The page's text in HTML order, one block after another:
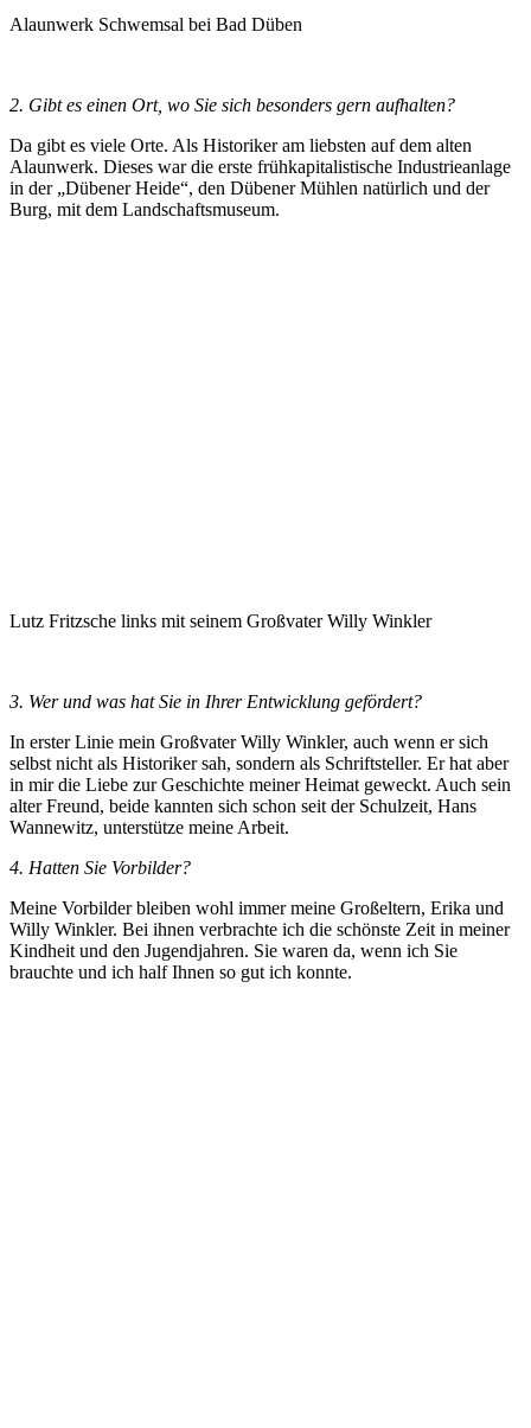
Alaunwerk Schwemsal bei Bad Düben
2. Gibt es einen Ort, wo Sie sich besonders gern aufhalten?
Da gibt es viele Orte. Als Historiker am liebsten auf dem alten
Alaunwerk. Dieses war die erste frühkapitalistische Industrieanlage
in der „Dübener Heide“, den Dübener Mühlen natürlich und der
Burg, mit dem Landschaftsmuseum.
Lutz Fritzsche links mit seinem Großvater Willy Winkler
3. Wer und was hat Sie in Ihrer Entwicklung gefördert?
In erster Linie mein Großvater Willy Winkler, auch wenn er sich
selbst nicht als Historiker sah, sondern als Schriftsteller. Er hat aber
in mir die Liebe zur Geschichte meiner Heimat geweckt. Auch sein
alter Freund, beide kannten sich schon seit der Schulzeit, Hans
Wannewitz, unterstütze meine Arbeit.
4. Hatten Sie Vorbilder?
Meine Vorbilder bleiben wohl immer meine Großeltern, Erika und
Willy Winkler. Bei ihnen verbrachte ich die schönste Zeit in meiner
Kindheit und den Jugendjahren. Sie waren da, wenn ich Sie
brauchte und ich half Ihnen so gut ich konnte.